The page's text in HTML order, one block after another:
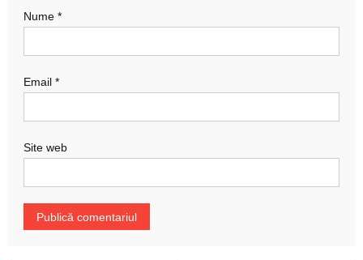
Nume *
Email *
Site web